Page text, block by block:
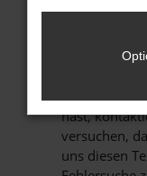
führen,
unterstützt
Wenn du
hast,
versuchen,
uns diesen